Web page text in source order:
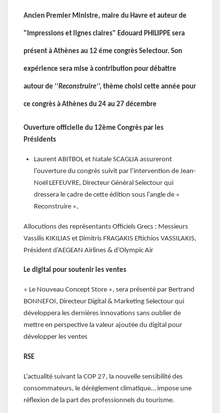
Ancien Premier Ministre, maire du Havre et auteur de
"Impressions et lignes claires" Edouard PHILIPPE sera
présent à Athènes au 12 éme congrès Selectour. Son
expérience sera mise à contribution pour débattre
autour de ‘’Reconstruire’’, thème choisi cette année pour
ce congrès à Athènes du 24 au 27 décembre
Ouverture officielle du 12ème Congrès par les
Présidents
Laurent ABITBOL et Natale SCAGLIA assureront
l’ouverture du congrès suivit par l’intervention de Jean-
Noël LEFEUVRE, Directeur Général Selectour qui
dressera le cadre de cette édition sous l’angle de «
Reconstruire »,
Allocutions des représentants Officiels Grecs : Messieurs
Vassilis KIKILIAS et Dimitris FRAGAKIS Eftichios VASSILAKIS,
Président d’AEGEAN Airlines & d’Olympic Air
Le digital pour soutenir les ventes
« Le Nouveau Concept Store », sera présenté par Bertrand
BONNEFOI, Directeur Digital & Marketing Selectour qui
développera les dernières innovations sans oublier de
mettre en perspective la valeur ajoutée du digital pour
développer les ventes
RSE
L’actualité suivant la COP 27, la nouvelle sensibilité des
consommateurs, le dérèglement climatique… impose une
réflexion de la part des professionnels du tourisme.